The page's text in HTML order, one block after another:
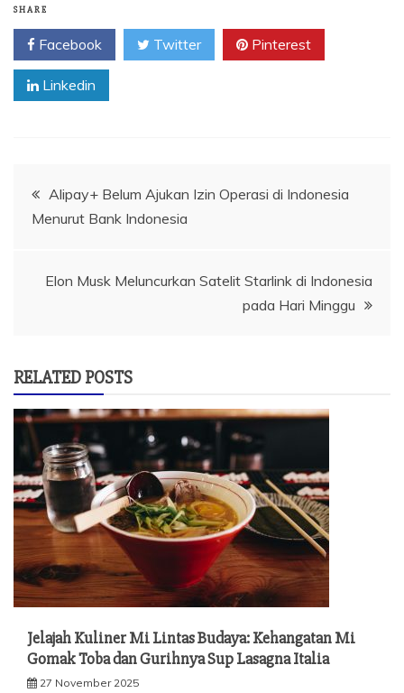
SHARE
Facebook Twitter Pinterest
Linkedin
Navigasi
pos
Alipay+ Belum Ajukan Izin Operasi di Indonesia
Menurut Bank Indonesia
Elon Musk Meluncurkan Satelit Starlink di Indonesia
pada Hari Minggu
RELATED POSTS
Jelajah Kuliner Mi Lintas Budaya: Kehangatan Mi
Gomak Toba dan Gurihnya Sup Lasagna Italia
27 November 2025